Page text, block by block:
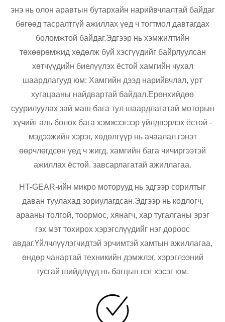
энэ нь олон аравтын бутархайн нарийвчлалтай байдаг
бөгөөд тасралтгүй ажиллах үед ч тогтмол давтагдах
боломжтой байдаг.Эдгээр нь хэмжилтийн
төхөөрөмжид хөдөлж буй хэсгүүдийг байрлуулсан
хөтчүүдийн биелүүлэх ёстой хамгийн чухал
шаардлагууд юм: Хамгийн дээд нарийвчлал, урт
хугацааны найдвартай байдал.Ерөнхийдөө
суурилуулах зай маш бага тул шаардлагатай моторын
хүчийг аль болох бага хэмжээгээр үйлдвэрлэх ёстой -
мэдээжийн хэрэг, хөдөлгүүр нь ачаалал гэнэт
өөрчлөгдсөн үед ч жигд, хамгийн бага чичиргээтэй
ажиллах ёстой. завсарлагатай ажиллагаа.
HT-GEAR-ийн микро моторууд нь эдгээр сорилтыг
даван туулахад зориулагдсан.Эдгээр нь кодлогч,
арааны толгой, тоормос, хянагч, хар тугалганы эрэг
гэх мэт тохирох хэрэгслүүдийг нэг дороос
авдаг.Үйлчлүүлэгчидтэй эрчимтэй хамтын ажиллагаа,
өндөр чанартай техникийн дэмжлэг, хэрэглээний
тусгай шийдлүүд нь багцын нэг хэсэг юм.